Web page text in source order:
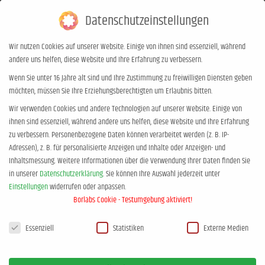
0,00€
Archives:Stadthalle Kleve
Lohstätte 7, 47533 Kleve
Sie befinden sich hier:
Start
Events at this location
Datenschutzeinstellungen
Wir nutzen Cookies auf unserer Website. Einige von ihnen sind essenziell, während
andere uns helfen, diese Website und Ihre Erfahrung zu verbessern.
Wenn Sie unter 16 Jahre alt sind und Ihre Zustimmung zu freiwilligen Diensten geben
möchten, müssen Sie Ihre Erziehungsberechtigten um Erlaubnis bitten.
Wir verwenden Cookies und andere Technologien auf unserer Website. Einige von
ihnen sind essenziell, während andere uns helfen, diese Website und Ihre Erfahrung
zu verbessern.Personenbezogene Daten können verarbeitet werden (z. B. IP-
Adressen), z. B. für personalisierte Anzeigen und Inhalte oder Anzeigen- und
Inhaltsmessung.Weitere Informationen über die Verwendung Ihrer Daten finden Sie
in unsererDatenschutzerklärung.Sie können Ihre Auswahl jederzeit unter
Einstellungenwiderrufen oder anpassen.
Borlabs Cookie - Testumgebung aktiviert!
Datenschutzeinstellungen
Essenziell Statistiken Externe Medien